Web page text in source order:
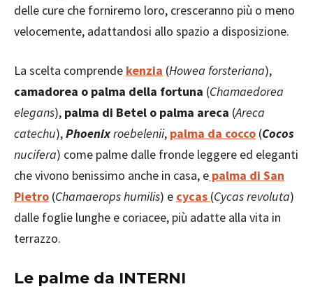
delle cure che forniremo loro, cresceranno più o meno
velocemente, adattandosi allo spazio a disposizione.
La scelta comprende kenzia (Howea forsteriana),
camadorea o palma della fortuna (Chamaedorea
elegans), palma di Betel o palma areca (Areca
catechu),Phoenixroebelenii, palma da cocco (Cocos
nucifera) come palme dalle fronde leggere ed eleganti
che vivono benissimo anche in casa, e palma di San
Pietro (Chamaerops humilis) e cycas (Cycas revoluta)
dalle foglie lunghe e coriacee, più adatte alla vita in
terrazzo.
Le palme da INTERNI